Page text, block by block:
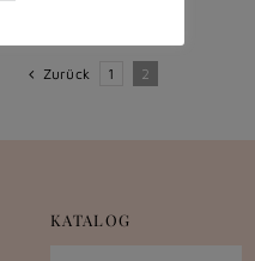
Zurück 1 2
KATALOG